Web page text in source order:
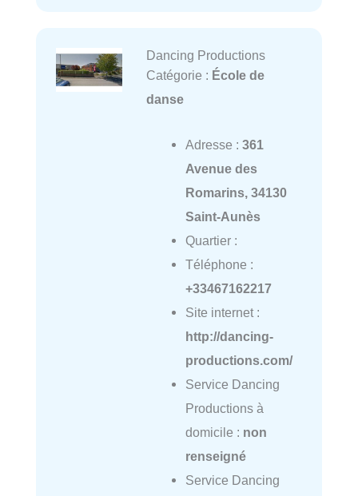
Dancing Productions
Catégorie : École de
danse
Adresse : 361
Avenue des
Romarins, 34130
Saint-Aunès
Quartier :
Téléphone :
+33467162217
Site internet :
http://dancing-
productions.com/
Service Dancing
Productions à
domicile : non
renseigné
Service Dancing